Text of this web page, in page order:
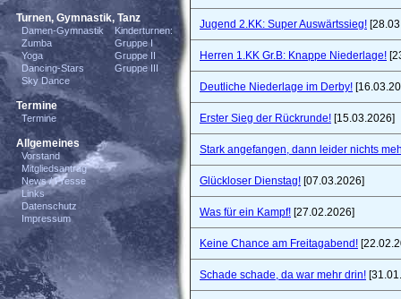
Turnen, Gymnastik, Tanz
Damen-Gymnastik
Zumba
Yoga
Dancing-Stars
Sky Dance
Kinderturnen:
Gruppe I
Gruppe II
Gruppe III
Termine
Termine
Allgemeines
Vorstand
Mitgliedsantrag
News / Presse
Links
Datenschutz
Impressum
Jugend 2.KK: Super Auswärtssieg!
Herren 1.KK Gr.B: Knappe Niederlage!
Deutliche Niederlage im Derby!
Erster Sieg der Rückrunde! [15.03.2026]
Stark angefangen, dann leider nichts
Glückloser Dienstag! [07.03.2026]
Was für ein Kampf! [27.02.2026]
Keine Chance am Freitagabend!
Schade schade, da war mehr drin!